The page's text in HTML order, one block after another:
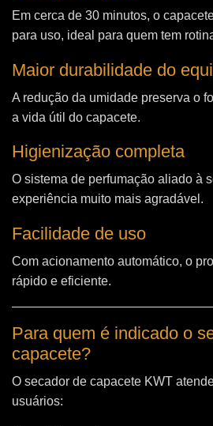
Em cerca de 30 minutos, o
para uso, ideal para quem tem
Maior durabilidade do
A redução da umidade preserva o
a vida útil do capacete.
Higienização completa
O sistema de perfumação aliado à
experiência muito mais agradável.
Facilidade de uso
Com acionamento automático, o
rápido e eficiente.
Para quem é indicado o
capacete?
O secador de capacete KWT
usuários: